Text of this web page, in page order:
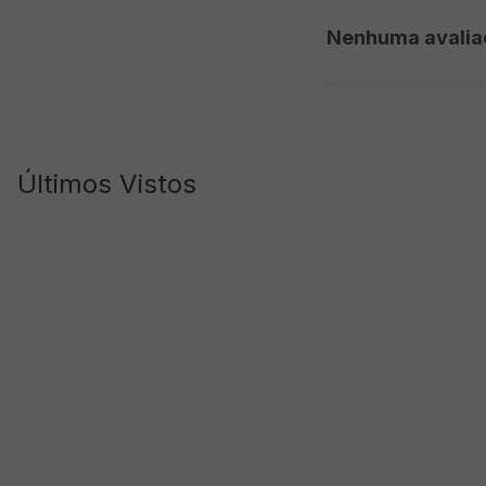
Nenhuma
Últimos Vistos